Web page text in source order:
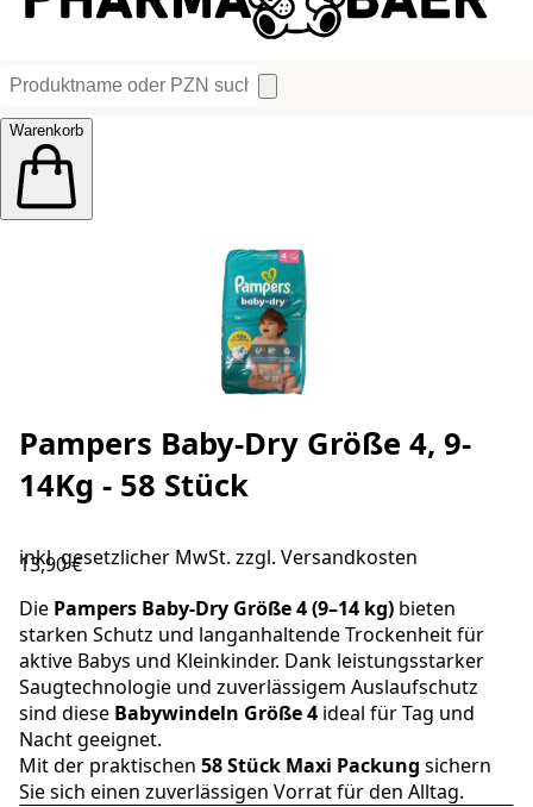
Warenkorb
Pampers Baby-Dry Größe 4, 9-
14Kg - 58 Stück
inkl. gesetzlicher MwSt. zzgl. Versandkosten
13,90 €
Die Pampers Baby-Dry Größe 4 (9–14 kg) bieten
starken Schutz und langanhaltende Trockenheit für
aktive Babys und Kleinkinder. Dank leistungsstarker
Saugtechnologie und zuverlässigem Auslaufschutz
sind diese Babywindeln Größe 4 ideal für Tag und
Nacht geeignet.
Mit der praktischen 58 Stück Maxi Packung sichern
Sie sich einen zuverlässigen Vorrat für den Alltag.